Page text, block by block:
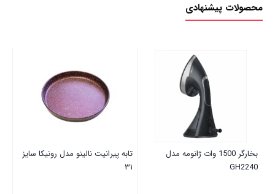
محصولات پیشنهادی
بخارگر 1500 وات ژانومه مدل
GH2240
تابه پیرانیت نالینو مدل رونیکا سایز
۳۱